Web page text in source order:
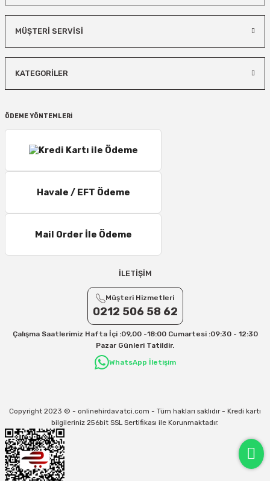
MÜŞTERİ SERVİSİ
KATEGORİLER
ÖDEME YÖNTEMLERİ
Havale / EFT Ödeme
Mail Order İle Ödeme
İLETİŞİM
Müşteri Hizmetleri
0212 506 58 62
Çalışma Saatlerimiz Hafta İçi :09,00 -18:00 Cumartesi :09:30 - 12:30
Pazar Günleri Tatildir.
WhatsApp İletişim
Copyright 2023 © - onlinehirdavatci.com - Tüm hakları saklıdır - Kredi kartı
bilgileriniz 256bit SSL Sertifikası ile Korunmaktadır.